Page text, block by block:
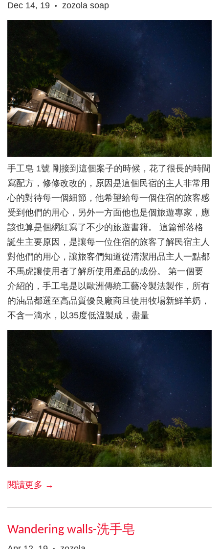
Dec 14, 19 • zozola soap
手工皂 1號 剛接到這個案子的時候，花了很長的時間
寫配方，修修改改的，原因是這個民宿的主人非常用
心的對待每一個細節，他希望給每一個住宿的旅客感
受到他們的用心，另外一方面他也是個旅遊專家，應
該也算是個網紅寫了不少的旅遊書籍。 這篇部落格
誕生主要原因，是讓每一位住宿的旅客了解民宿主人
對他們的用心，讓旅客們知道從清潔用品主人一點都
不馬虎讓使用者了解所使用產品的成份。 第一個要
介紹的，手工皂是以歐洲傳統工藝冷製法製作，所有
的油品都選至高品質優良廠商且使用牧場新鮮羊奶，
不含一滴水，以35度低溫製成，盡量
閱讀更多 →
Wandering walls-洗手皂